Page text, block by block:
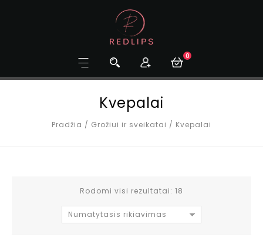
0
Kvepalai
Pradžia / Grožiui ir sveikatai / Kvepalai
Rodomi visi rezultatai: 18
Numatytasis rikiavimas